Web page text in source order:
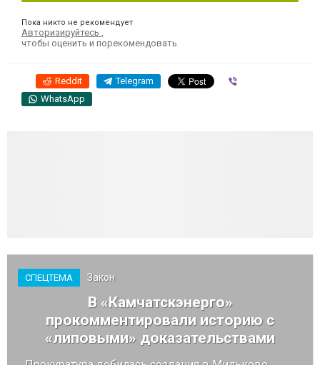
Пока никто не рекомендует
Авторизируйтесь
чтобы оценить и порекомендовать
Reddit Telegram
WhatsApp
СПЕЦТЕМА Закон
В «Камчатскэнерго»
прокомментировали историю с
«липовыми» доказательствами